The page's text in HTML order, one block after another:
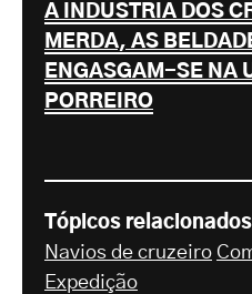
A INDÚSTRIA DOS
MERDA, AS
ENGASGAM-SE NA
PORREIRO
Tópicos relacionados
Navios de cruzeiro
Expedição